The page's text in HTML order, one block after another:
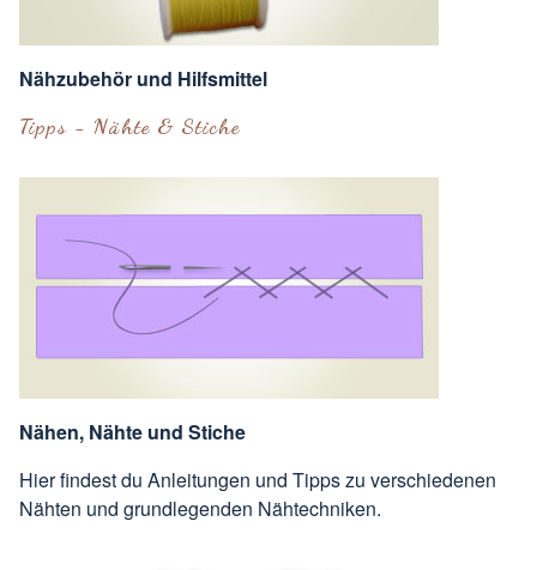
Nähzubehör und Hilfsmittel
Tipps - Nähte & Stiche
Nähen, Nähte und Stiche
Hier findest du Anleitungen und Tipps zu verschiedenen
Nähten und grundlegenden Nähtechniken.